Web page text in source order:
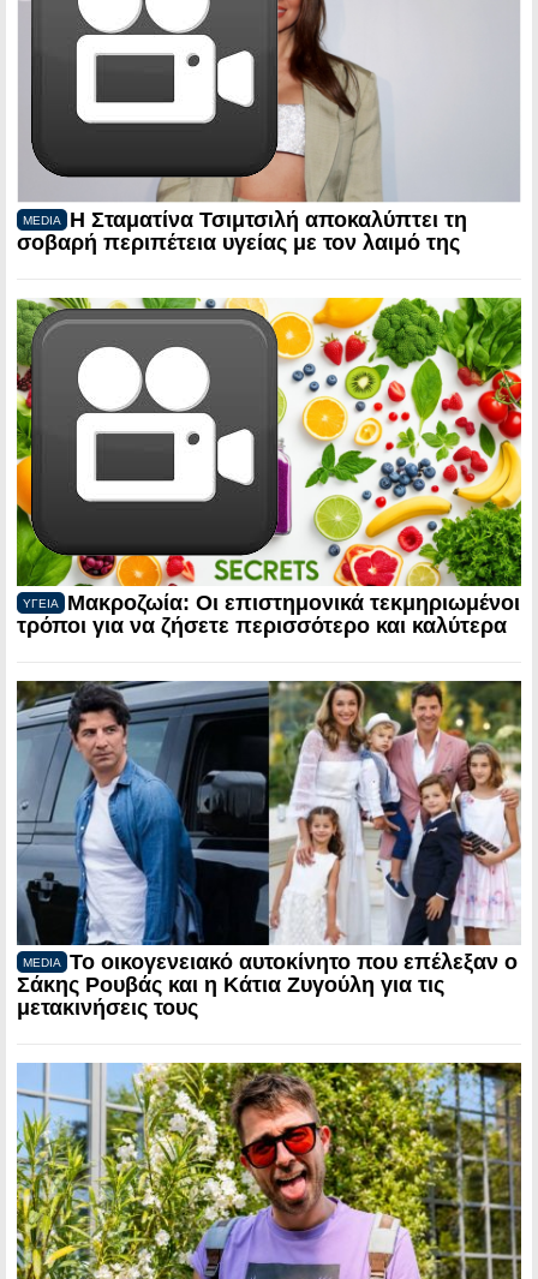
MEDIA
Η Σταματίνα Τσιμτσιλή αποκαλύπτει τη
σοβαρή περιπέτεια υγείας με τον λαιμό της
ΥΓΕΙΑ
Μακροζωία: Οι επιστημονικά τεκμηριωμένοι
τρόποι για να ζήσετε περισσότερο και καλύτερα
MEDIA
Το οικογενειακό αυτοκίνητο που επέλεξαν ο
Σάκης Ρουβάς και η Κάτια Ζυγούλη για τις
μετακινήσεις τους